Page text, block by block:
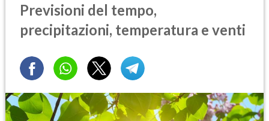
Previsioni del tempo,
precipitazioni, temperatura e venti